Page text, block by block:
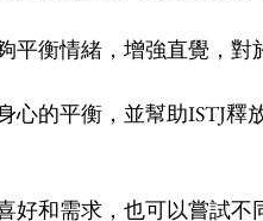
平衡情緒，增強直覺，
心的平衡，並幫助ISTJ
好和需求，也可以嘗試